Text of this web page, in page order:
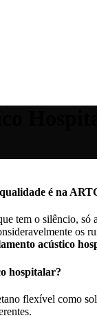
é na
tem o silêncio, só
os
acústico
hospitalar?
flexível como